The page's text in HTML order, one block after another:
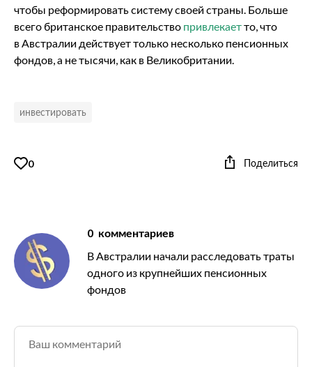
чтобы реформировать систему своей страны. Больше
всего британское правительство привлекаетто, что
в Австралии действует только несколько пенсионных
фондов, а не тысячи, как в Великобритании.
инвестировать
0 Поделиться
0 комментариев
В Австралии начали расследовать траты
одного из крупнейших пенсионных
фондов